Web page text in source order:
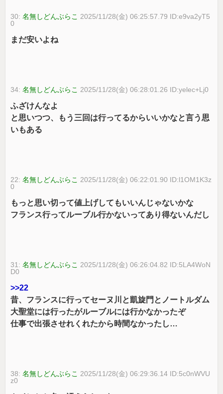
30:名無しどんぶらこ 2025/11/28(金) 06:25:57.79 ID:e9va2yT5
0
まだ安いよね
34:名無しどんぶらこ 2025/11/28(金) 06:28:01.26 ID:yelec+Lj0
ふざけんなよ
と思いつつ、もう三回は行ってるからいいかなと言う思
いもある
22:名無しどんぶらこ 2025/11/28(金) 06:22:01.90 ID:l1OM1K3z
0
もっと思い切って値上げしてもいいんじゃないかな
フランス行ってルーブル行かないってあり得ないんだし
31:名無しどんぶらこ 2025/11/28(金) 06:26:04.82 ID:5LA4WoN
D0
>>22
昔、フランスに行ってセーヌ川と凱旋門とノートルダム
大聖堂には行ったがルーブルには行かなかったぞ
仕事で出張させれくれたから時間なかったし…
38:名無しどんぶらこ 2025/11/28(金) 06:29:36.14 ID:5c0nWVU
z0